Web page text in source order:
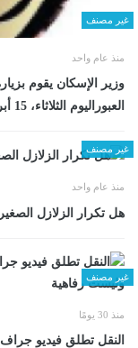
غير مصنف
منذ عام واحد
وزير الإسكان يقوم
العبوراليوم الثلاثاء، 15 أبريل 2025 05:15 مـ
غير مصنف
منذ عام واحد
هل تكرار الزلازل
غير مصنف
منذ 30 يومًا
​النقل تطلق فيديو